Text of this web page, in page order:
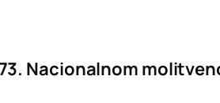
Nacionalnom